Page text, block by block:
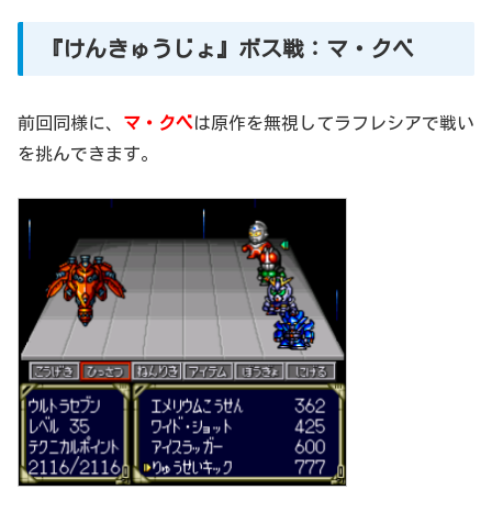
『けんきゅうじょ』ボス戦：マ・クベ
前回同様に、 マ・クベは原作を無視してラフレシアで戦い
を挑んできます。